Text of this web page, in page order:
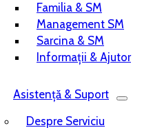
Familia & SM
Management SM
Sarcina & SM
Informații & Ajutor
Asistență & Suport
Despre Serviciu